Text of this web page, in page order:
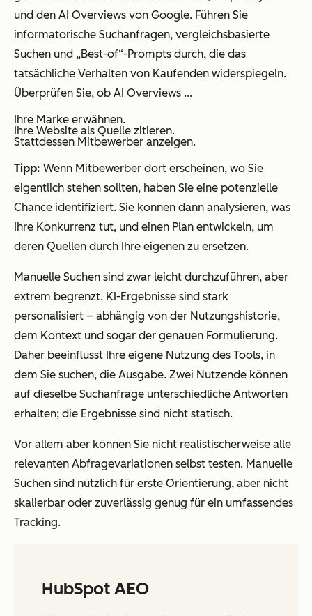
und den AI Overviews von Google. Führen Sie
informatorische Suchanfragen, vergleichsbasierte
Suchen und „Best-of“-Prompts durch, die das
tatsächliche Verhalten von Kaufenden widerspiegeln.
Überprüfen Sie, ob AI Overviews ...
Ihre Marke erwähnen.
Ihre Website als Quelle zitieren.
Stattdessen Mitbewerber anzeigen.
Tipp: Wenn Mitbewerber dort erscheinen, wo Sie
eigentlich stehen sollten, haben Sie eine potenzielle
Chance identifiziert. Sie können dann analysieren, was
Ihre Konkurrenz tut, und einen Plan entwickeln, um
deren Quellen durch Ihre eigenen zu ersetzen.
Manuelle Suchen sind zwar leicht durchzuführen, aber
extrem begrenzt. KI-Ergebnisse sind stark
personalisiert – abhängig von der Nutzungshistorie,
dem Kontext und sogar der genauen Formulierung.
Daher beeinflusst Ihre eigene Nutzung des Tools, in
dem Sie suchen, die Ausgabe. Zwei Nutzende können
auf dieselbe Suchanfrage unterschiedliche Antworten
erhalten; die Ergebnisse sind nicht statisch.
Vor allem aber können Sie nicht realistischerweise alle
relevanten Abfragevariationen selbst testen. Manuelle
Suchen sind nützlich für erste Orientierung, aber nicht
skalierbar oder zuverlässig genug für ein umfassendes
Tracking.
HubSpot AEO